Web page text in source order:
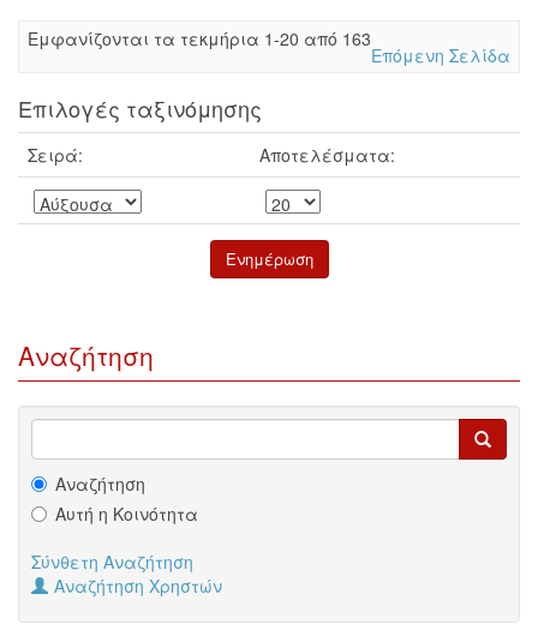
Eμφανίζονται τα τεκμήρια 1-20 από 163
Επόμενη Σελίδα
Επιλογές ταξινόμησης
Σειρά: Αποτελέσματα:
Αναζήτηση
Αναζήτηση
Αυτή η Κοινότητα
Σύνθετη Αναζήτηση
Αναζήτηση Χρηστών